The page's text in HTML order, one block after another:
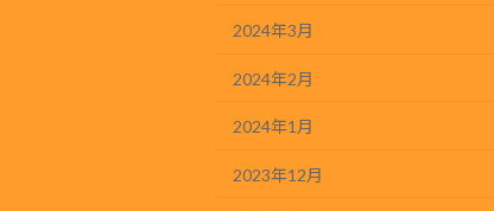
2024年3月
2024年2月
2024年1月
2023年12月